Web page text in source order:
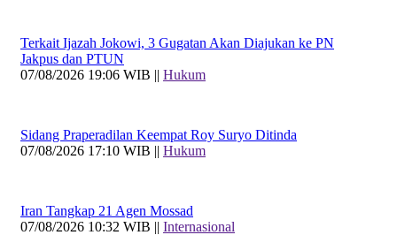
Terkait Ijazah Jokowi, 3 Gugatan Akan Diajukan ke PN
Jakpus dan PTUN
07/08/2026 19:06 WIB || Hukum
Sidang Praperadilan Keempat Roy Suryo Ditinda
07/08/2026 17:10 WIB || Hukum
Iran Tangkap 21 Agen Mossad
07/08/2026 10:32 WIB || Internasional